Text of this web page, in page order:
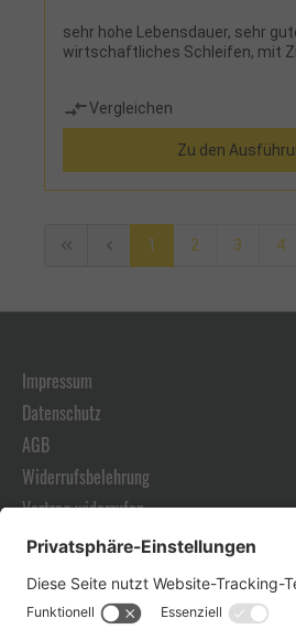
sehr hohe Lebensdauer, sehr
wirtschaftliches Schleifen, mit
Vergleichen
Zu den
1 2 3 4
Impressum
Datenschutz
AGB
Widerrufsbelehrung
Vertrag widerrufen